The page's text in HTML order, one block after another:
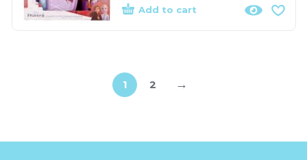
Add to cart
1 2 →